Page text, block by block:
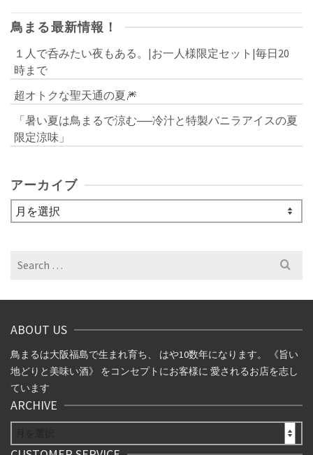
鳥まる最新情報！
１人で呑みたい夜もある。|お一人様限定セット|毎日20
時まで
超オトクな聖天通の夏🎆
「暑い夏は鳥まるで涼む──冷汁と特製バニラアイスの夏
限定涼味」
アーカイブ
ア
ー
Search
ABOUT US
鳥まるは大阪福島で生まれ育ち、 はや10数年になります。 《旨い
地どりと美味い酒》 をコンセプトにお客様に 愛されるお店を志し
ています
ARCHIVE